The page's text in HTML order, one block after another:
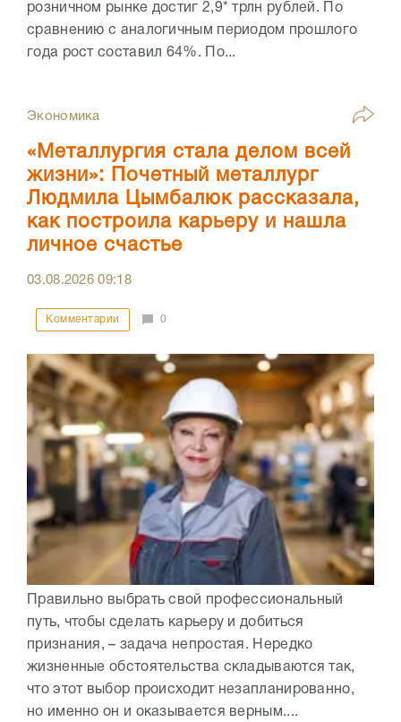
розничном рынке достиг 2,9* трлн рублей. По
сравнению с аналогичным периодом прошлого
года рост составил 64%. По...
Экономика
«Металлургия стала делом всей
жизни»: Почетный металлург
Людмила Цымбалюк рассказала,
как построила карьеру и нашла
личное счастье
03.08.202609:18
Комментарии 0
Правильно выбрать свой профессиональный
путь, чтобы сделать карьеру и добиться
признания, – задача непростая. Нередко
жизненные обстоятельства складываются так,
что этот выбор происходит незапланированно,
но именно он и оказывается верным....